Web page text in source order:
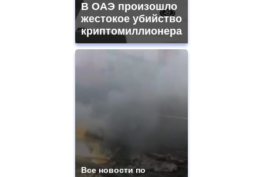
В ОАЭ произошло
жестокое убийство
криптомиллионера
Все новости по